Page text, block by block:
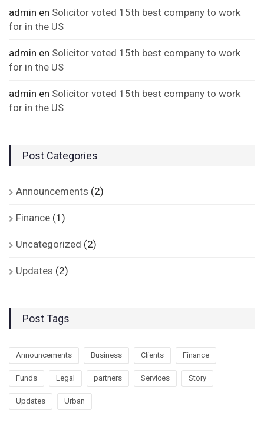
admin en Solicitor voted 15th best company to work
for in the US
admin en Solicitor voted 15th best company to work
for in the US
admin en Solicitor voted 15th best company to work
for in the US
Post Categories
Announcements (2)
Finance (1)
Uncategorized (2)
Updates (2)
Post Tags
Announcements Business Clients Finance
Funds Legal partners Services Story
Updates Urban